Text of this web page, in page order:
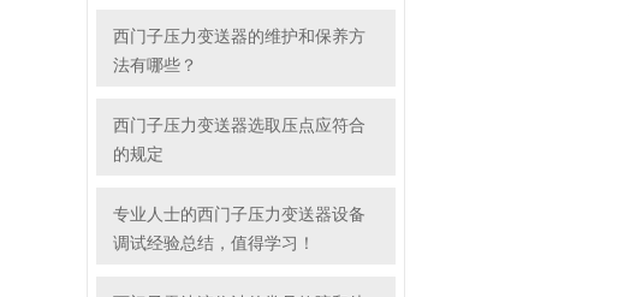
西门子压力变送器的维护和保养方
法有哪些？
西门子压力变送器选取压点应符合
的规定
专业人士的西门子压力变送器设备
调试经验总结，值得学习！